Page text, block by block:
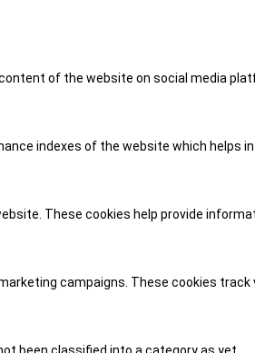
of the website on social media
indexes of the website which helps
These cookies help provide
campaigns. These cookies